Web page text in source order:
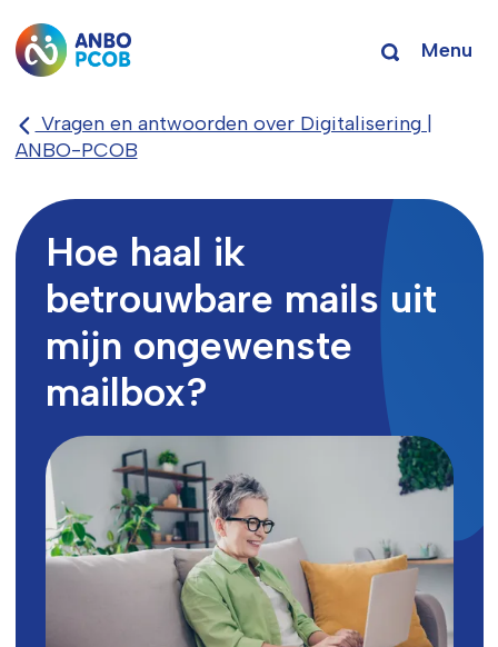
Menu
Vragen en antwoorden over Digitalisering |
ANBO-PCOB
Hoe haal ik
betrouwbare mails uit
mijn ongewenste
mailbox?